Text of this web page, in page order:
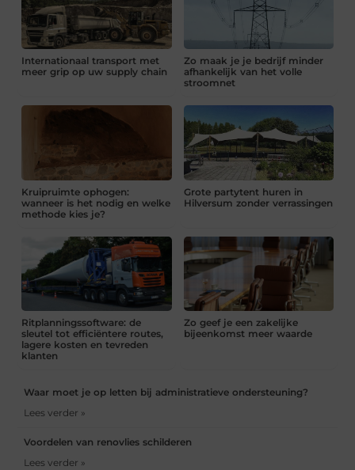
Internationaal transport met
meer grip op uw supply chain
Zo maak je je bedrijf minder
afhankelijk van het volle
stroomnet
Kruipruimte ophogen:
wanneer is het nodig en welke
methode kies je?
Grote partytent huren in
Hilversum zonder verrassingen
Ritplanningssoftware: de
sleutel tot efficiëntere routes,
lagere kosten en tevreden
klanten
Zo geef je een zakelijke
bijeenkomst meer waarde
Waar moet je op letten bij administratieve ondersteuning?
Lees verder »
Voordelen van renovlies schilderen
Lees verder »